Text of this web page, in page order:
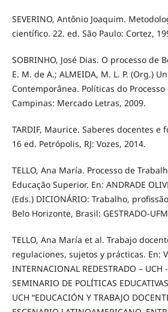
SEVERINO, Antônio Joaquim.
científico. 22. ed. São Paulo: Cortez,
SOBRINHO, José Dias. O processo de
E. M. de A.; ALMEIDA, M. L. P. (Org.)
Contemporânea. Políticas do
Campinas: Mercado Letras, 2009.
TARDIF, Maurice. Saberes docentes e
16 ed. Petrópolis, RJ: Vozes, 2014.
TELLO, Ana María. Processo de
Educação Superior. En: ANDRADE
(Eds.) DICIONÁRIO: Trabalho,
Belo Horizonte, Brasil: GESTRADO-
TELLO, Ana María et al. Trabajo
regulaciones, sujetos y prácticas. En:
INTERNACIONAL REDESTRADO – UCH
SEMINARIO DE POLÍTICAS
UCH “EDUCACIÓN Y TRABAJO